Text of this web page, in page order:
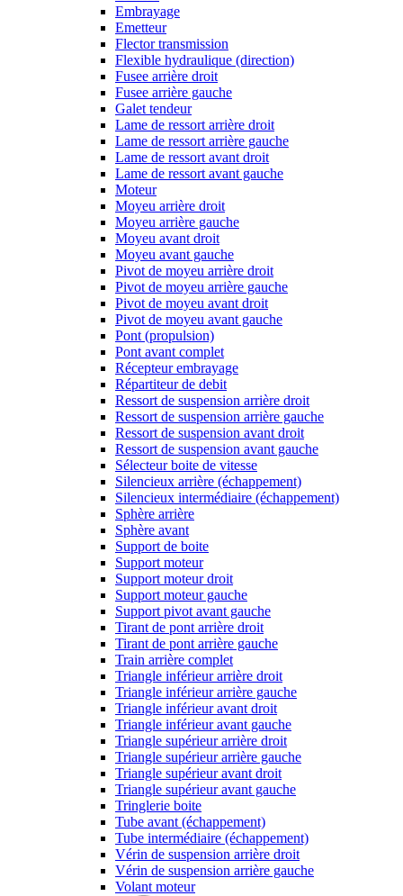
Embrayage
Emetteur
Flector transmission
Flexible hydraulique (direction)
Fusee arrière droit
Fusee arrière gauche
Galet tendeur
Lame de ressort arrière droit
Lame de ressort arrière gauche
Lame de ressort avant droit
Lame de ressort avant gauche
Moteur
Moyeu arrière droit
Moyeu arrière gauche
Moyeu avant droit
Moyeu avant gauche
Pivot de moyeu arrière droit
Pivot de moyeu arrière gauche
Pivot de moyeu avant droit
Pivot de moyeu avant gauche
Pont (propulsion)
Pont avant complet
Récepteur embrayage
Répartiteur de debit
Ressort de suspension arrière droit
Ressort de suspension arrière gauche
Ressort de suspension avant droit
Ressort de suspension avant gauche
Sélecteur boite de vitesse
Silencieux arrière (échappement)
Silencieux intermédiaire (échappement)
Sphère arrière
Sphère avant
Support de boite
Support moteur
Support moteur droit
Support moteur gauche
Support pivot avant gauche
Tirant de pont arrière droit
Tirant de pont arrière gauche
Train arrière complet
Triangle inférieur arrière droit
Triangle inférieur arrière gauche
Triangle inférieur avant droit
Triangle inférieur avant gauche
Triangle supérieur arrière droit
Triangle supérieur arrière gauche
Triangle supérieur avant droit
Triangle supérieur avant gauche
Tringlerie boite
Tube avant (échappement)
Tube intermédiaire (échappement)
Vérin de suspension arrière droit
Vérin de suspension arrière gauche
Volant moteur